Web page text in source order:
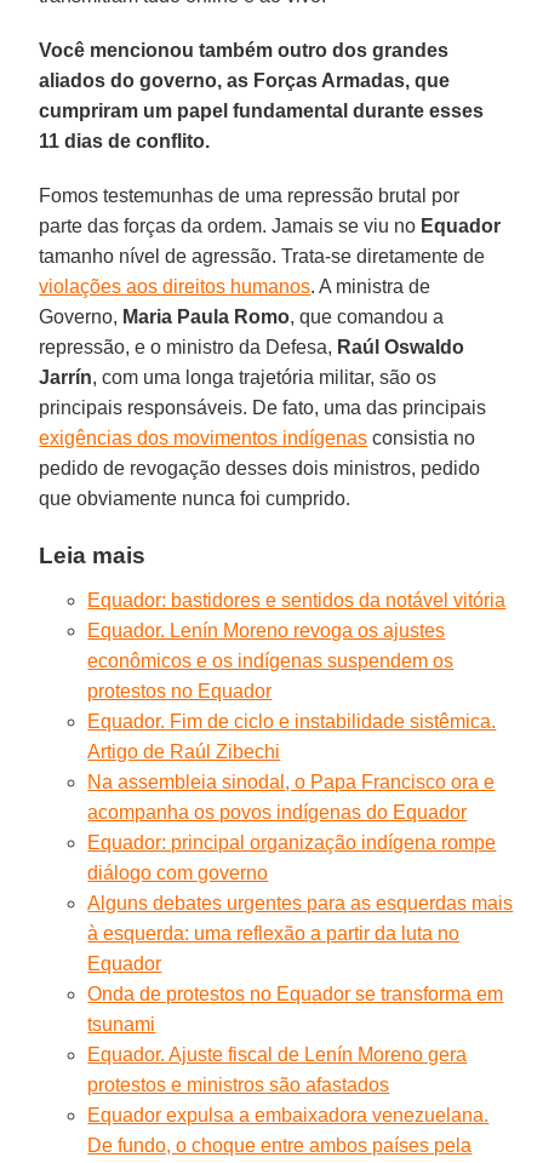
Você mencionou também outro dos grandes
aliados do governo, as Forças Armadas, que
cumpriram um papel fundamental durante esses
11 dias de conflito.
Fomos testemunhas de uma repressão brutal por
parte das forças da ordem. Jamais se viu no Equador
tamanho nível de agressão. Trata-se diretamente de
violações aos direitos humanos. A ministra de
Governo, Maria Paula Romo, que comandou a
repressão, e o ministro da Defesa, Raúl Oswaldo
Jarrín, com uma longa trajetória militar, são os
principais responsáveis. De fato, uma das principais
exigências dos movimentos indígenas consistia no
pedido de revogação desses dois ministros, pedido
que obviamente nunca foi cumprido.
Leia mais
Equador: bastidores e sentidos da notável vitória
Equador. Lenín Moreno revoga os ajustes
econômicos e os indígenas suspendem os
protestos no Equador
Equador. Fim de ciclo e instabilidade sistêmica.
Artigo de Raúl Zibechi
Na assembleia sinodal, o Papa Francisco ora e
acompanha os povos indígenas do Equador
Equador: principal organização indígena rompe
diálogo com governo
Alguns debates urgentes para as esquerdas mais
à esquerda: uma reflexão a partir da luta no
Equador
Onda de protestos no Equador se transforma em
tsunami
Equador. Ajuste fiscal de Lenín Moreno gera
protestos e ministros são afastados
Equador expulsa a embaixadora venezuelana.
De fundo, o choque entre ambos países pela